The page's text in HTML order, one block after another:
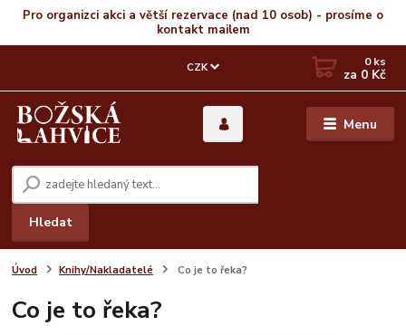
Pro organizci akci a větší rezervace (nad 10 osob) - prosíme o
kontakt mailem
Menu
CZK
Hledat
0ks
za 0 Kč
Úvod Knihy/Nakladatelé Co je to řeka?
Co je to řeka?